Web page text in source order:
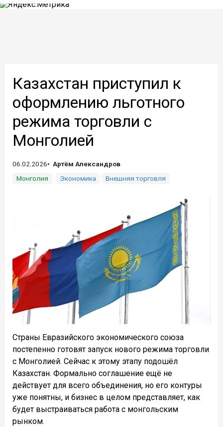
Казахстан приступил к
оформлению льготного
режима торговли с
Монголией
06.02.2026
Артём Александров
Монголия
Экономика Внешняя торговля
Страны Евразийского экономического союза
постепенно готовят запуск нового режима торговли
с Монголией. Сейчас к этому этапу подошёл
Казахстан. Формально соглашение ещё не
действует для всего объединения, но его контуры
уже понятны, и бизнес в целом представляет, как
будет выстраиваться работа с монгольским
рынком.